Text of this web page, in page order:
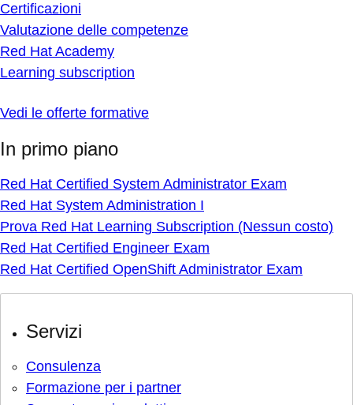
Certificazioni
Valutazione delle competenze
Red Hat Academy
Learning subscription
Vedi le offerte formative
In primo piano
Red Hat Certified System Administrator Exam
Red Hat System Administration I
Prova Red Hat Learning Subscription (Nessun costo)
Red Hat Certified Engineer Exam
Red Hat Certified OpenShift Administrator Exam
Servizi
Consulenza
Formazione per i partner